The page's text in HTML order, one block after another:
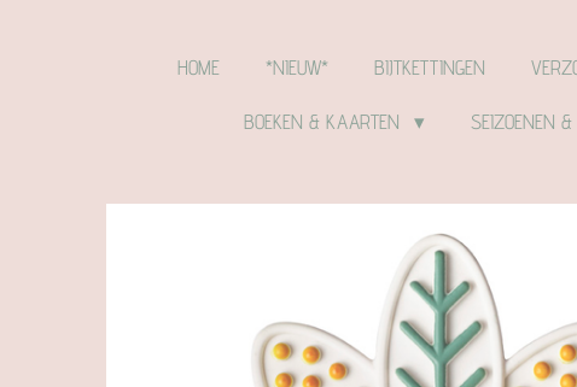
HOME *NIEUW* BIJTKETTINGEN
BOEKEN & KAARTEN SEIZOENEN